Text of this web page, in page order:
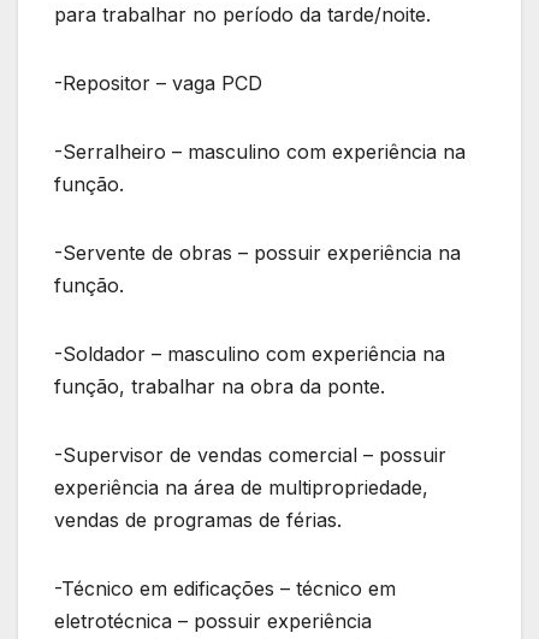
para trabalhar no período da tarde/noite.
-Repositor – vaga PCD
-Serralheiro – masculino com experiência na
função.
-Servente de obras – possuir experiência na
função.
-Soldador – masculino com experiência na
função, trabalhar na obra da ponte.
-Supervisor de vendas comercial – possuir
experiência na área de multipropriedade,
vendas de programas de férias.
-Técnico em edificações – técnico em
eletrotécnica – possuir experiência